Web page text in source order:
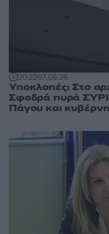
20:2207.08.26
Υποκλοπές: Στο
Σφοδρά πυρά
Πάγου και